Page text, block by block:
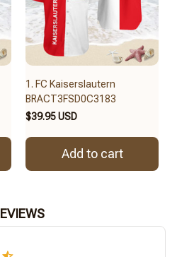
1. FC Kaiserslautern
BRACT3FSD0C3183
$39.95 USD
Add to cart